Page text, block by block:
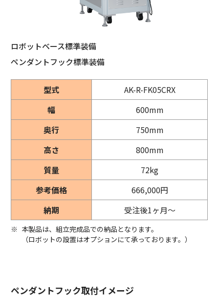
ロボットベース標準装備
ペンダントフック標準装備
型式
AK-R-FK05CRX
幅
600mm
奥行
750mm
高さ
800mm
質量
72kg
参考価格
666,000円
納期
受注後1ヶ月～
※ 本製品は、組立完成品での納品となります。
（ロボットの設置はオプションにて承っております。）
ペンダントフック取付イメージ